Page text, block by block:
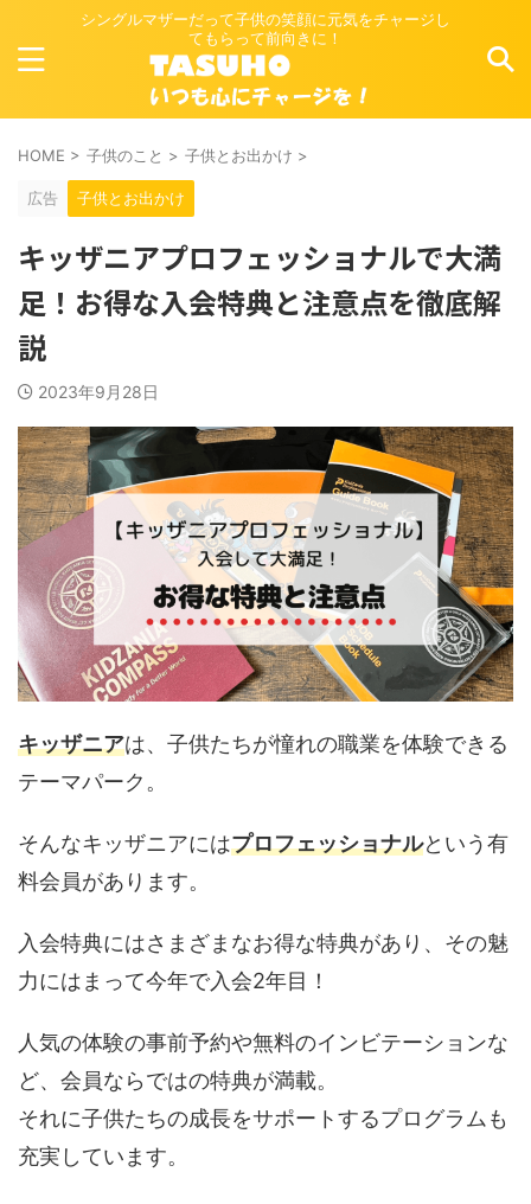
シングルマザーだって子供の笑顔に元気をチャージし
てもらって前向きに！
HOME > 子供のこと > 子供とお出かけ >
広告 子供とお出かけ
キッザニアプロフェッショナルで大満
足！お得な入会特典と注意点を徹底解
説
2023年9月28日
キッザニアは、子供たちが憧れの職業を体験できる
テーマパーク。
そんなキッザニアにはプロフェッショナルという有
料会員があります。
入会特典にはさまざまなお得な特典があり、その魅
力にはまって今年で入会2年目！
人気の体験の事前予約や無料のインビテーションな
ど、会員ならではの特典が満載。
それに子供たちの成長をサポートするプログラムも
充実しています。